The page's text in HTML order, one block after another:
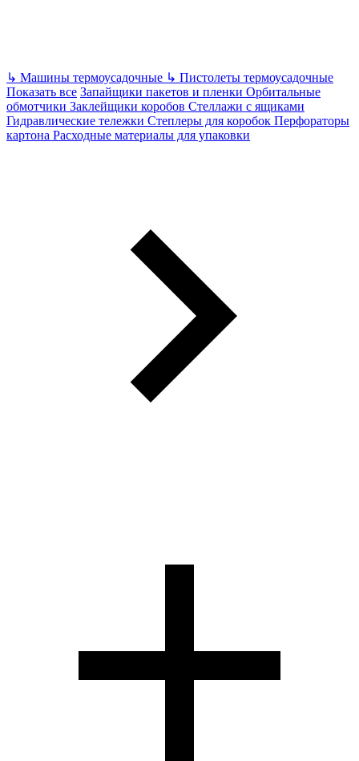
↳ Машины термоусадочные ↳ Пистолеты термоусадочные
Показать все Запайщики пакетов и пленки Орбитальные
обмотчики Заклейщики коробов Стеллажи с ящиками
Гидравлические тележки Степлеры для коробок Перфораторы
картона Расходные материалы для упаковки